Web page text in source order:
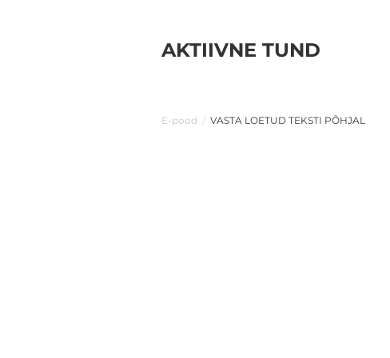
AKTIIVNE TUND
E-pood / VASTA LOETUD TEKSTI PÕHJAL